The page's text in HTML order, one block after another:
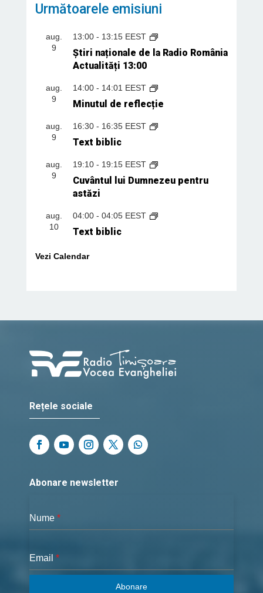
Următoarele emisiuni
aug.
9
13:00- 13:15 EEST
Știri naționale de la Radio România
Actualități 13:00
aug.
9
14:00- 14:01 EEST
Minutul de reflecție
aug.
9
16:30- 16:35 EEST
Text biblic
aug.
9
19:10- 19:15 EEST
Cuvântul lui Dumnezeu pentru
astăzi
aug.
10
04:00- 04:05 EEST
Text biblic
Vezi Calendar
Rețele sociale
Abonare newsletter
Nume *
Email *
Abonare